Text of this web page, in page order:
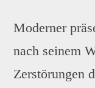
Moderner
nach seinem
Zerstörungen